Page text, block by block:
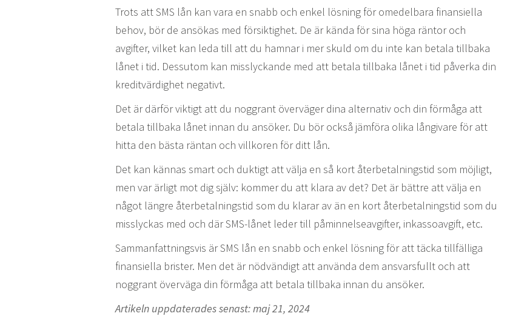
Trots att SMS lån kan vara en snabb och enkel lösning för omedelbara finansiella
behov, bör de ansökas med försiktighet. De är kända för sina höga räntor och
avgifter, vilket kan leda till att du hamnar i mer skuld om du inte kan betala tillbaka
lånet i tid. Dessutom kan misslyckande med att betala tillbaka lånet i tid påverka din
kreditvärdighet negativt.
Det är därför viktigt att du noggrant överväger dina alternativ och din förmåga att
betala tillbaka lånet innan du ansöker. Du bör också jämföra olika långivare för att
hitta den bästa räntan och villkoren för ditt lån.
Det kan kännas smart och duktigt att välja en så kort återbetalningstid som möjligt,
men var ärligt mot dig själv: kommer du att klara av det? Det är bättre att välja en
något längre återbetalningstid som du klarar av än en kort återbetalningstid som du
misslyckas med och där SMS-lånet leder till påminnelseavgifter, inkassoavgift, etc.
Sammanfattningsvis är SMS lån en snabb och enkel lösning för att täcka tillfälliga
finansiella brister. Men det är nödvändigt att använda dem ansvarsfullt och att
noggrant överväga din förmåga att betala tillbaka innan du ansöker.
Artikeln uppdaterades senast: maj 21, 2024